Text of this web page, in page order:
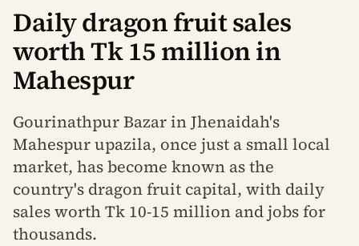
Daily dragon fruit sales
worth Tk 15 million in
Mahespur
Gourinathpur Bazar in Jhenaidah's
Mahespur upazila, once just a small local
market, has become known as the
country's dragon fruit capital, with daily
sales worth Tk 10-15 million and jobs for
thousands.